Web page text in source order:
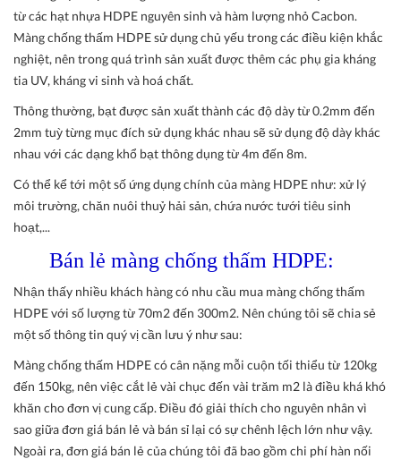
từ các hạt nhựa HDPE nguyên sinh và hàm lượng nhỏ Cacbon.
Màng chống thấm HDPE sử dụng chủ yếu trong các điều kiện khắc
nghiệt, nên trong quá trình sản xuất được thêm các phụ gia kháng
tia UV, kháng vi sinh và hoá chất.
Thông thường, bạt được sản xuất thành các độ dày từ 0.2mm đến
2mm tuỳ từng mục đích sử dụng khác nhau sẽ sử dụng độ dày khác
nhau với các dạng khổ bạt thông dụng từ 4m đến 8m.
Có thể kể tới một số ứng dụng chính của màng HDPE như: xử lý
môi trường, chăn nuôi thuỷ hải sản, chứa nước tưới tiêu sinh
hoạt,...
Bán lẻ màng chống thấm HDPE:
Nhận thấy nhiều khách hàng có nhu cầu mua màng chống thấm
HDPE với số lượng từ 70m2 đến 300m2. Nên chúng tôi sẽ chia sẻ
một số thông tin quý vị cần lưu ý như sau:
Màng chống thấm HDPE có cân nặng mỗi cuộn tối thiểu từ 120kg
đến 150kg, nên việc cắt lẻ vài chục đến vài trăm m2 là điều khá khó
khăn cho đơn vị cung cấp. Điều đó giải thích cho nguyên nhân vì
sao giữa đơn giá bán lẻ và bán sỉ lại có sự chênh lệch lớn như vậy.
Ngoài ra, đơn giá bán lẻ của chúng tôi đã bao gồm chi phí hàn nối